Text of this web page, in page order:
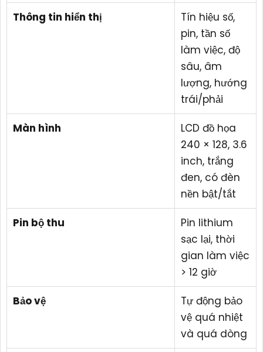
Thông tin hiển thị
Tín hiệu số,
pin, tần số
làm việc, độ
sâu, âm
lượng, hướng
trái/phải
Màn hình
LCD đồ họa
240 × 128, 3.6
inch, trắng
đen, có đèn
nền bật/tắt
Pin bộ thu
Pin lithium
sạc lại, thời
gian làm việc
> 12 giờ
Bảo vệ
Tự động bảo
vệ quá nhiệt
và quá dòng